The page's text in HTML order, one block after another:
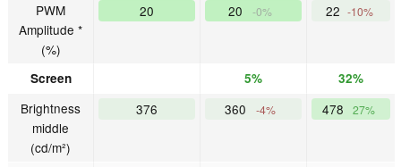
PWM
Amplitude *
(%)
20 20 -0% 22 -10%
Screen 5% 32%
Brightness
middle
(cd/m²)
376 360 -4% 478 27%